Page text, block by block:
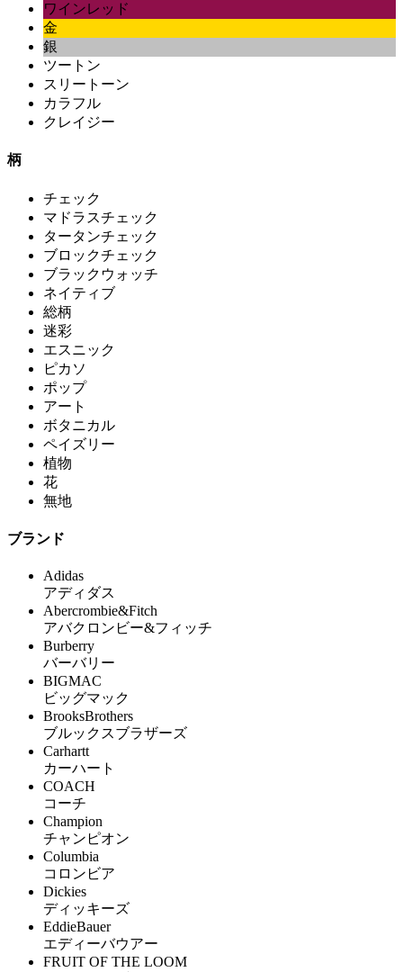
ワインレッド
金
銀
ツートン
スリートーン
カラフル
クレイジー
柄
チェック
マドラスチェック
タータンチェック
ブロックチェック
ブラックウォッチ
ネイティブ
総柄
迷彩
エスニック
ピカソ
ポップ
アート
ボタニカル
ペイズリー
植物
花
無地
ブランド
Adidas
アディダス
Abercrombie&Fitch
アバクロンビー&フィッチ
Burberry
バーバリー
BIGMAC
ビッグマック
BrooksBrothers
ブルックスブラザーズ
Carhartt
カーハート
COACH
コーチ
Champion
チャンピオン
Columbia
コロンビア
Dickies
ディッキーズ
EddieBauer
エディーバウアー
FRUIT OF THE LOOM